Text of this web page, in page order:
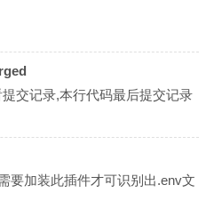
交记录,本行代码最后提交记录
要加装此插件才可识别出.env文